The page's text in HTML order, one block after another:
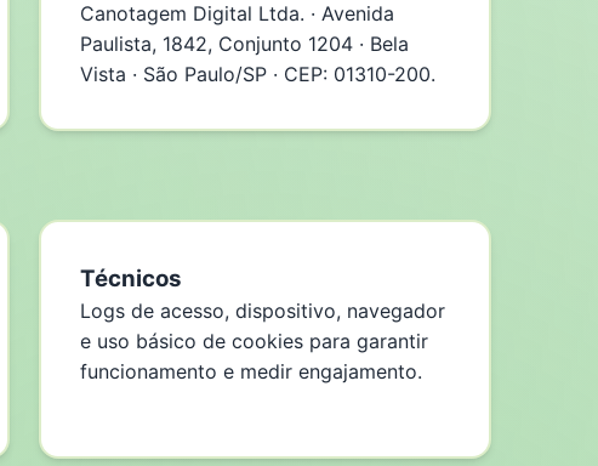
Canotagem Digital Ltda. · Avenida
Paulista, 1842, Conjunto 1204 · Bela
Vista · São Paulo/SP · CEP: 01310-200.
Técnicos
Logs de acesso, dispositivo, navegador
e uso básico de cookies para garantir
funcionamento e medir engajamento.